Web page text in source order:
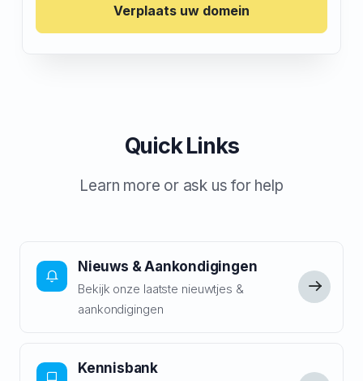
Verplaats uw domein
Quick Links
Learn more or ask us for help
Nieuws & Aankondigingen
Bekijk onze laatste nieuwtjes &
aankondigingen
Kennisbank